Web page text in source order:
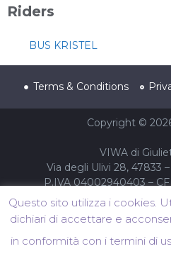
Riders
BUS KRISTEL
Terms & Conditions
Copyright ©
VIWA di
Via degli Ulivi 28, 47833
P.IVA 04002940403 – CF
Questo sito utilizza i cookies.
dichiari di accettare e
in conformità con i termini di